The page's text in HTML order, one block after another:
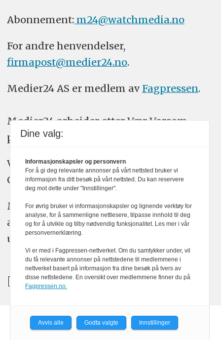
Abonnement:m24@watchmedia.no
For andre henvendelser,
firmapost@medier24.no.
Medier24 AS er medlem av Fagpressen.
Medier24 arbeider etter Vær Varsom-
plakatens regler for god presseskikk.
Vi bruker KI-verktøy som ChatGPT,
Claude, og Gemini i journalistikken vår.
Medier24s redaksjon har alltid det fulle
ansvar for publisert innhold, med eller
uten bruk av kunstig intelligens.
Powered by Labrador CMS
Dine valg:
Informasjonskapsler og personvern
For å gi deg relevante annonser på vårt nettsted bruker vi
informasjon fra ditt besøk på vårt nettsted. Du kan reservere
deg mot dette under "Innstillinger".
For øvrig bruker vi informasjonskapsler og lignende verktøy for
analyse, for å sammenligne nettlesere, tilpasse innhold til deg
og for å utvikle og tilby nødvendig funksjonalitet. Les mer i vår
personvernerklæring.
Vi er med i Fagpressen-nettverket. Om du samtykker under, vil
du få relevante annonser på nettstedene til medlemmene i
nettverket basert på informasjon fra dine besøk på tvers av
disse nettstedene. En oversikt over medlemmene finner du på
Fagpressen.no.
Avvis alle Godta valgte Innstillinger